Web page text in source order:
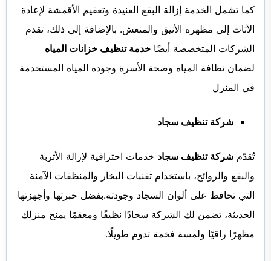
كما تشمل الخدمة إزالة البقع العنيدة وتعقيم الأقمشة لإعادة
الأثاث إلى مظهره الأنيق والمنعش. بالإضافة إلى ذلك، تقدم
الشركات المتخصصة أيضًا خدمة تنظيف خزانات المياه
لضمان نظافة المياه وصحة الأسرة وجودة المياه المستخدمة
في المنزل
شركة تنظيف سجاد
تُقدّم شركة تنظيف سجاد خدمات احترافية لإزالة الأتربة
والبقع والروائح، باستخدام تقنيات البخار والمنظفات الآمنة
التي تحافظ على ألوان السجاد وجودته.بفضل خبرتها وأجهزتها
الحديثة، تضمن لك الشركة سجادًا نظيفًا ومعقمًا يمنح منزلك
مظهرًا راقيًا ولمسة فخمة تدوم طويلًا.